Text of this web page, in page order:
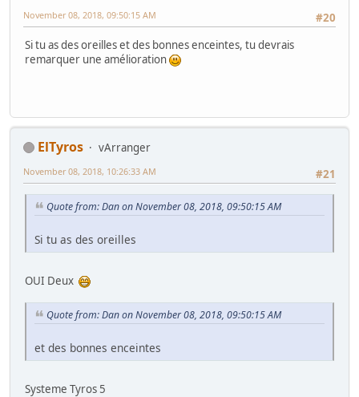
#20
November 08, 2018, 09:50:15 AM
Si tu as des oreilles et des bonnes enceintes, tu devrais
remarquer une amélioration
ElTyros
vArranger
#21
November 08, 2018, 10:26:33 AM
Quote from: Dan on November 08, 2018, 09:50:15 AM
Si tu as des oreilles
OUI Deux
Quote from: Dan on November 08, 2018, 09:50:15 AM
et des bonnes enceintes
Systeme Tyros 5